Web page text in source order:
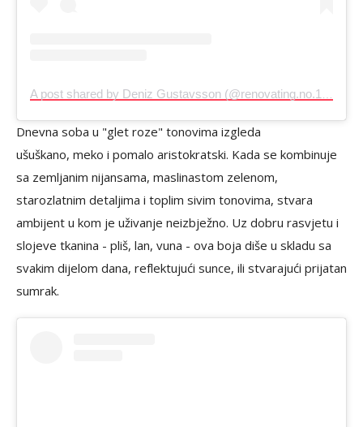
Dnevna soba u "glet roze" tonovima izgleda
ušuškano, meko i pomalo aristokratski. Kada se kombinuje
sa zemljanim nijansama, maslinastom zelenom,
starozlatnim detaljima i toplim sivim tonovima, stvara
ambijent u kom je uživanje neizbježno. Uz dobru rasvjetu i
slojeve tkanina - pliš, lan, vuna - ova boja diše u skladu sa
svakim dijelom dana, reflektujući sunce, ili stvarajući prijatan
sumrak.